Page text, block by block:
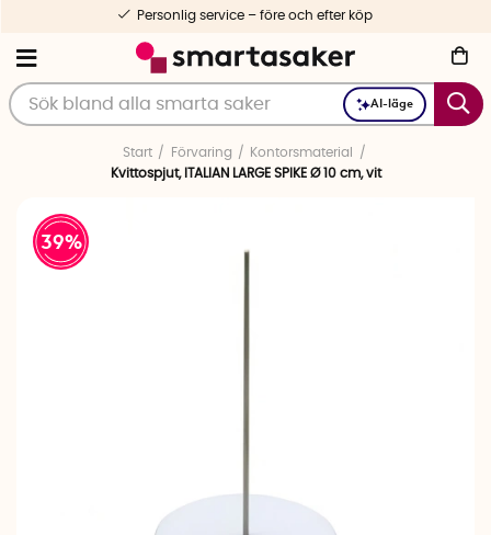
AI-läge
Personlig service – före och efter köp
Start Förvaring
Kontorsmaterial
Kvittospjut, ITALIAN LARGE SPIKE Ø 10 cm, vit
39